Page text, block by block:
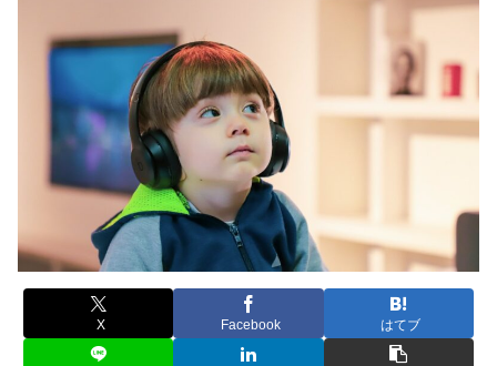
X Facebook はてブ